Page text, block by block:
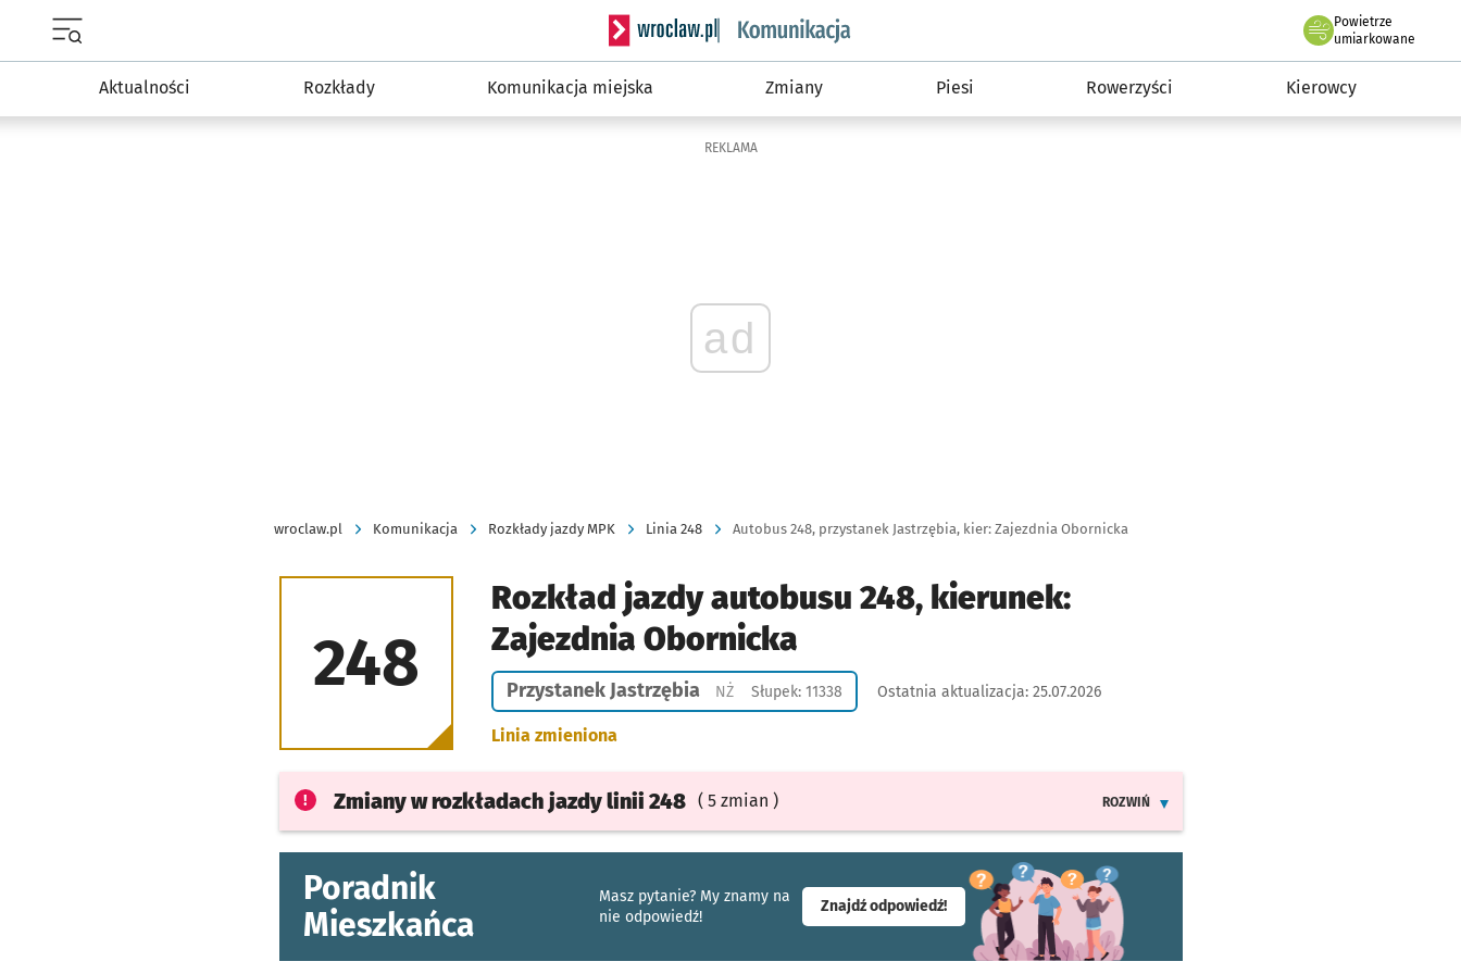
Serwis informacyjny wroclaw.pl podserwis: Komunikacja
Powietrze
we Wrocławiu
umiarkowane
Aktualności Rozkłady Komunikacja miejska Zmiany Piesi Rowerzyści Kierowcy
REKLAMA
ad
wroclaw.pl Komunikacja Rozkłady jazdy MPK Linia 248 Autobus 248, przystanek Jastrzębia, kier: Zajezdnia Obornicka
248
Rozkład jazdy autobusu 248, kierunek:
Zajezdnia Obornicka
Przystanek Jastrzębia NŻPrzystanek na życzenie
Słupek: 11338 Ostatnia aktualizacja: 25.07.2026
Linia zmieniona
Zmiany w rozkładach jazdylinii 248 ( 5 zmian )
ROZWIŃ
Poradnik
Mieszkańca
Masz pytanie? My znamy na
nie odpowiedź!
Znajdź odpowiedź!- otworzy się w nowej karcie